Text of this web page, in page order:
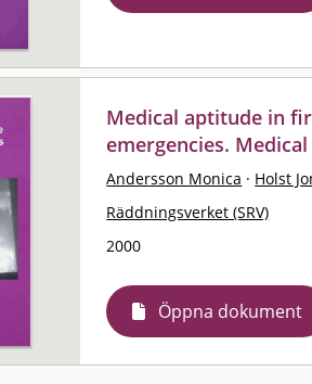
Medical aptitude in
emergencies.
Andersson Monica · Holst
Räddningsverket (SRV)
2000
Öppna dokument